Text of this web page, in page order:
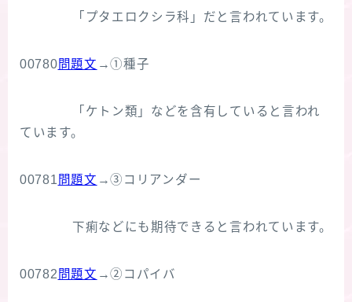
「プタエロクシラ科」だと言われています。
00780問題文 →①種子
「ケトン類」などを含有していると言われ
ています。
00781 問題文 →③コリアンダー
下痢などにも期待できると言われています。
00782 問題文 →②コパイバ